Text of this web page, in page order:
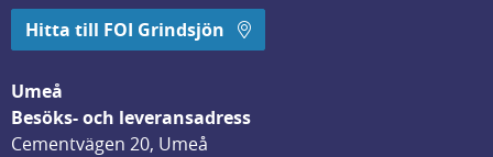
Hitta till FOI Grindsjön
Umeå
Besöks- och leveransadress
Cementvägen 20, Umeå